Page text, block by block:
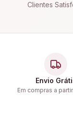
Clientes
Envio
Em compras a